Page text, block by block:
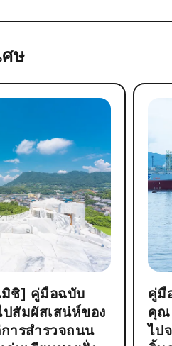
ษ
มิชิ] คู่มือฉบับ
สัมผัสเสน่ห์ของ
ารสำรวจถนน
คู่มื
คุณ
ไป